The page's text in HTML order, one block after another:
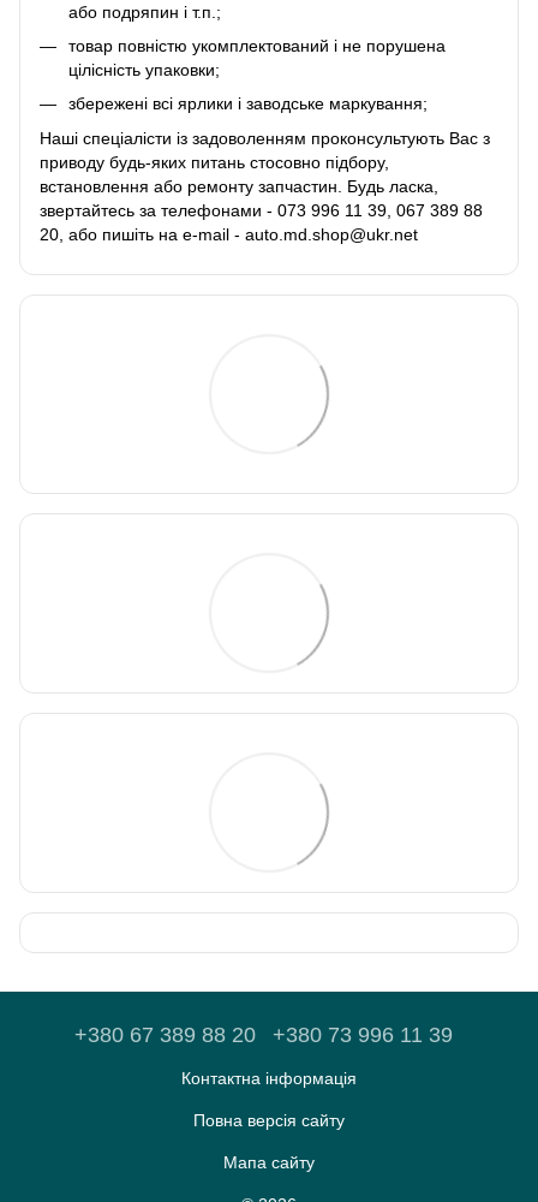
або подряпин і т.п.;
товар повністю укомплектований і не порушена
цілісність упаковки;
збережені всі ярлики і заводське маркування;
Наші спеціалісти із задоволенням проконсультують Вас з
приводу будь-яких питань стосовно підбору,
встановлення або ремонту запчастин. Будь ласка,
звертайтесь за телефонами - 073 996 11 39, 067 389 88
20, або пишіть на e-mail - auto.md.shop@ukr.net
+380 67 389 88 20 +380 73 996 11 39
Контактна інформація
Повна версія сайту
Мапа сайту